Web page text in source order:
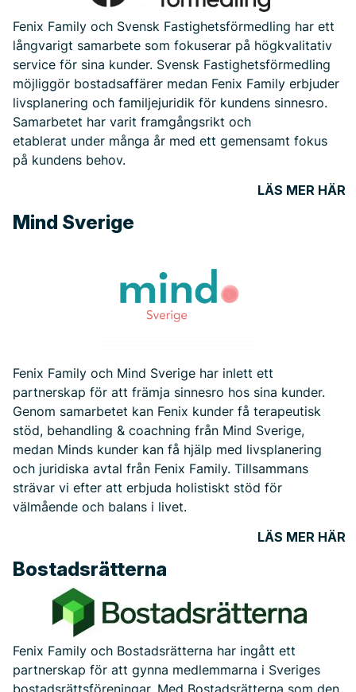
Vem ordnade Drottning Elizabeths
begravning?
Affärsänglarna i Malmö
Hur lång var kön till Drottning Elizabeths
kista?
Fenix stödjer Rotary i kampen mot polio
Servicii funerare si juridice Suedia – România
Fenix Begravning erbjuder livestreaming av
Svensk Fastighetsförmedling
Våra samarbeten
Hylla Sveriges högsta genomsnittsålder
Ensamhushåll i Sverige – Länen med högst
andel
Fenix Family och Svensk Fastighetsförmedling har ett
långvarigt samarbete som fokuserar på högkvalitativ
service för sina kunder. Svensk Fastighetsförmedling
möjliggör bostadsaffärer medan Fenix Family erbjuder
livsplanering och familjejuridik för kundens sinnesro.
Samarbetet har varit framgångsrikt och
etablerat under många år med ett gemensamt fokus
på kundens behov.
LÄS MER HÄR
Mind Sverige
Fenix Family och Mind Sverige har inlett ett
partnerskap för att främja sinnesro hos sina kunder.
Genom samarbetet kan Fenix kunder få terapeutisk
stöd, behandling & coachning från Mind Sverige,
medan Minds kunder kan få hjälp med livsplanering
och juridiska avtal från Fenix Family. Tillsammans
strävar vi efter att erbjuda holistiskt stöd för
välmående och balans i livet.
LÄS MER HÄR
Bostadsrätterna
Fenix Family och Bostadsrätterna har ingått ett
partnerskap för att gynna medlemmarna i Sveriges